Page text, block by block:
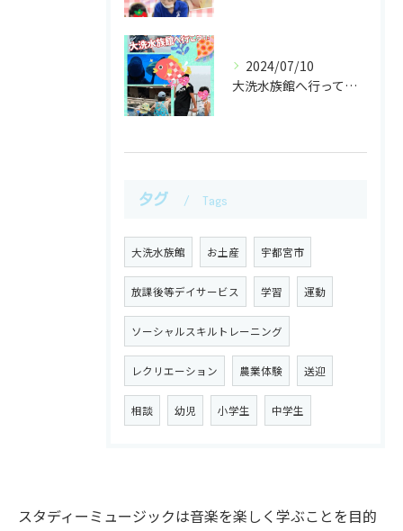
2024/07/10
大洗水族館へ行ってきました！！
タグ Tags
大洗水族館 お土産 宇都宮市
放課後等デイサービス 学習 運動
ソーシャルスキルトレーニング
レクリエーション 農業体験 送迎
相談 幼児 小学生 中学生
スタディーミュージックは音楽を楽しく学ぶことを目的